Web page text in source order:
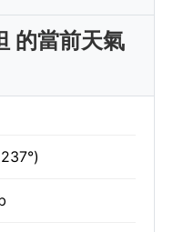
的當前天氣